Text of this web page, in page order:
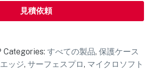
見積依頼
Categories: すべての製品, 保護ケース
ッジ, サーフェスプロ, マイクロソフト